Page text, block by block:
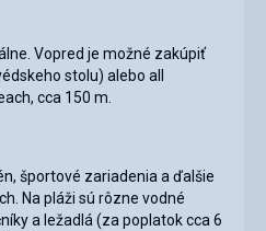
Vopred je možné zakúpiť
stolu) alebo all
cca 150 m.
športové zariadenia a ďalšie
Na pláži sú rôzne vodné
a ležadlá (za poplatok cca 6